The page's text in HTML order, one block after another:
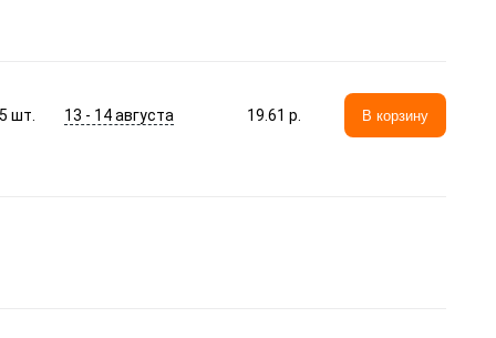
шт. 13 - 14 августа 19.61 p. В корзину